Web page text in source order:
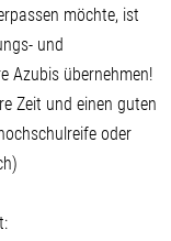
möchte, ist
und
Azubis übernehmen!
Zeit und einen guten
oder